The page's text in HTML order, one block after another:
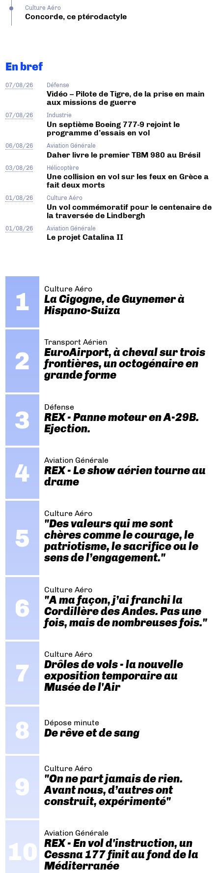
Culture Aéro
Concorde, ce ptérodactyle
En bref
07/08/26 Défense
Vidéo – Pilote de Tigre, de la prise en main
aux missions de guerre
07/08/26 Industrie
Un septième Boeing 777-9 rejoint le
programme d’essais en vol
06/08/26 Aviation Générale
Daher livre le premier TBM 980 au Brésil
03/08/26 Hélicoptère
Une collision en vol sur les feux en Grèce a
fait deux morts
01/08/26 Culture Aéro
Un vol commémoratif pour le centenaire de
la traversée de Lindbergh
01/08/26 Aviation Générale
Le projet Catalina II
Culture Aéro
La Cigogne, de Guynemer à
Hispano-Suiza
Transport Aérien
EuroAirport, à cheval sur trois
frontières, un octogénaire en
grande forme
Défense
REX - Panne moteur en A-29B.
Ejection.
Aviation Générale
REX - Le show aérien tourne au
drame
Culture Aéro
"Des valeurs qui me sont
chères comme le courage, le
patriotisme, le sacrifice ou le
sens de l’engagement."
Culture Aéro
"A ma façon, j’ai franchi la
Cordillère des Andes. Pas une
fois, mais de nombreuses fois."
Culture Aéro
Drôles de vols - la nouvelle
exposition temporaire au
Musée de l'Air
Dépose minute
De rêve et de sang
Culture Aéro
"On ne part jamais de rien.
Avant nous, d’autres ont
construit, expérimenté"
Aviation Générale
REX - En vol d'instruction, un
Cessna 177 finit au fond de la
Méditerranée